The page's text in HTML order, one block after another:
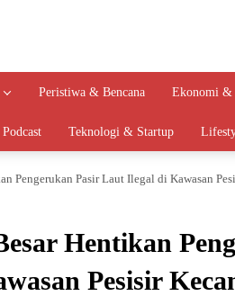
Peristiwa & Bencana Ekonomi
Teknologi & Startup
Pengerukan Pasir Laut Ilegal di Kawasan
Hentikan
Pesisir